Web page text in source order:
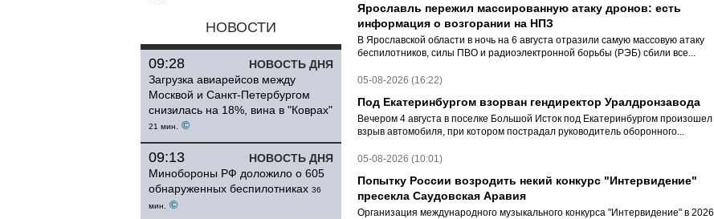
НОВОСТИ
НОВОСТЬ ДНЯ
09:28
Загрузка авиарейсов между
Москвой и Санкт-Петербургом
снизилась на 18%, вина в "Коврах"
21 мин. ©
НОВОСТЬ ДНЯ
09:13
Минобороны РФ доложило о 605
обнаруженных беспилотниках 36
мин.
©
Ярославль пережил массированную атаку дронов: есть
информация о возгорании на НПЗ
В Ярославской области в ночь на 6 августа отразили самую массовую атаку
беспилотников, силы ПВО и радиоэлектронной борьбы (РЭБ) сбили все...
05-08-2026 (16:22)
Под Екатеринбургом взорван гендиректор Уралдронзавода
Вечером 4 августа в поселке Большой Исток под Екатеринбургом произошел
взрыв автомобиля, при котором пострадал руководитель оборонного...
05-08-2026 (10:01)
Попытку России возродить некий конкурс "Интервидение"
пресекла Саудовская Аравия
Организация международного музыкального конкурса "Интервидение" в 2026